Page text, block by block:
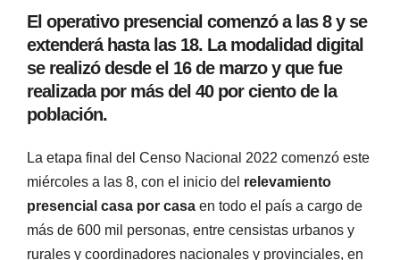
El operativo presencial comenzó a las 8 y se
extenderá hasta las 18. La modalidad digital
se realizó desde el 16 de marzo y que fue
realizada por más del 40 por ciento de la
población.
La etapa final del Censo Nacional 2022 comenzó este
miércoles a las 8, con el inicio del relevamiento
presencial casa por casa en todo el país a cargo de
más de 600 mil personas, entre censistas urbanos y
rurales y coordinadores nacionales y provinciales, en